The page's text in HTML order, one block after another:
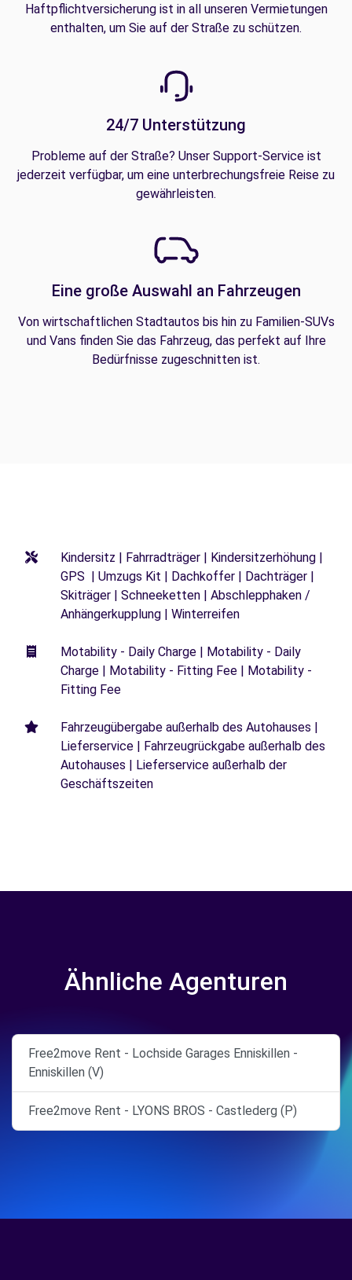
Haftpflichtversicherung ist in all unseren Vermietungen
enthalten, um Sie auf der Straße zu schützen.
24/7 Unterstützung
Probleme auf der Straße? Unser Support-Service ist
jederzeit verfügbar, um eine unterbrechungsfreie Reise zu
gewährleisten.
Eine große Auswahl an Fahrzeugen
Von wirtschaftlichen Stadtautos bis hin zu Familien-SUVs
und Vans finden Sie das Fahrzeug, das perfekt auf Ihre
Bedürfnisse zugeschnitten ist.
Kindersitz | Fahrradträger | Kindersitzerhöhung |
GPS | Umzugs Kit | Dachkoffer | Dachträger |
Skiträger | Schneeketten | Abschlepphaken /
Anhängerkupplung | Winterreifen
Motability - Daily Charge | Motability - Daily
Charge | Motability - Fitting Fee | Motability -
Fitting Fee
Fahrzeugübergabe außerhalb des Autohauses |
Lieferservice | Fahrzeugrückgabe außerhalb des
Autohauses | Lieferservice außerhalb der
Geschäftszeiten
Ähnliche Agenturen
Free2move Rent - Lochside Garages Enniskillen -
Enniskillen (V)
Free2move Rent - LYONS BROS - Castlederg (P)